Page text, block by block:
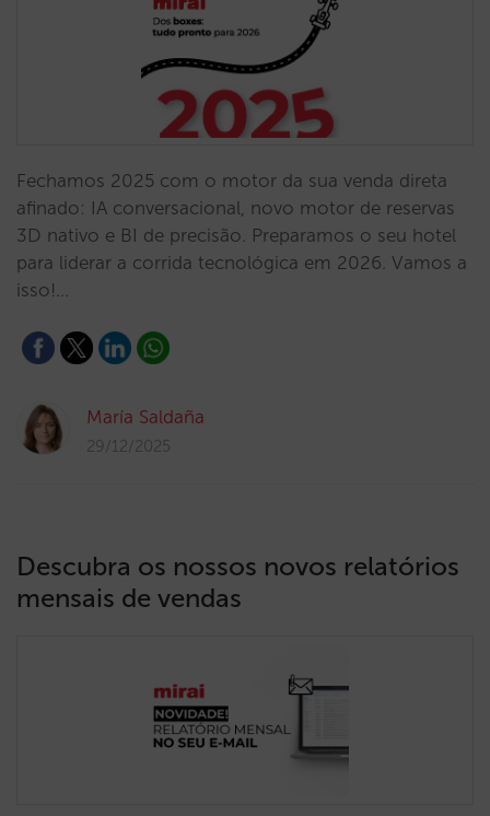
Fechamos 2025 com o motor da sua venda direta
afinado: IA conversacional, novo motor de reservas
3D nativo e BI de precisão. Preparamos o seu hotel
para liderar a corrida tecnológica em 2026. Vamos a
isso!…
María Saldaña
29/12/2025
Descubra os nossos novos relatórios
mensais de vendas